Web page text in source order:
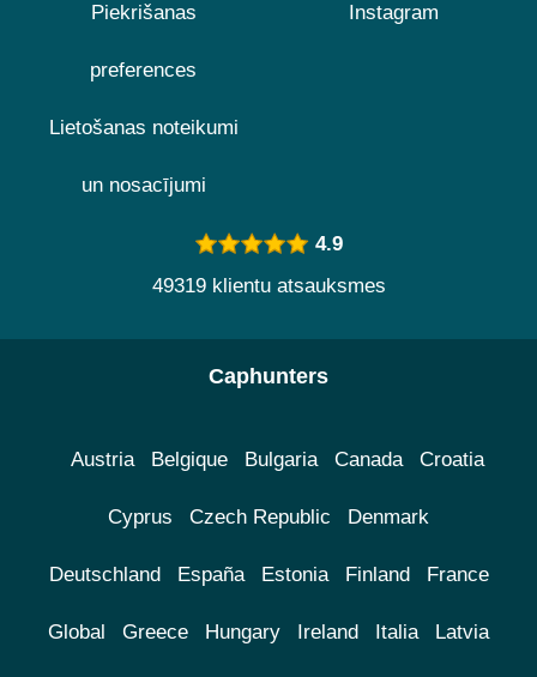
Piekrišanas
preferences
Lietošanas noteikumi
un nosacījumi
Instagram
4.9
49319 klientu atsauksmes
Caphunters
Austria Belgique Bulgaria Canada Croatia
Cyprus Czech Republic Denmark
Deutschland España Estonia Finland France
Global Greece Hungary Ireland Italia Latvia